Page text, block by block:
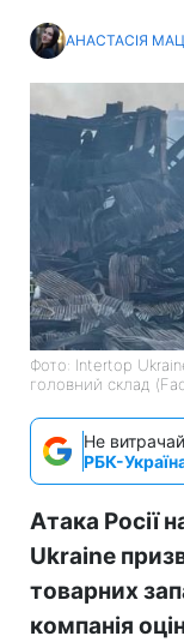
АНАСТАСІЯ
Фото: Intertop
головний склад
Не
РБК-
Атака Росії
Ukraine
товарних
компанія